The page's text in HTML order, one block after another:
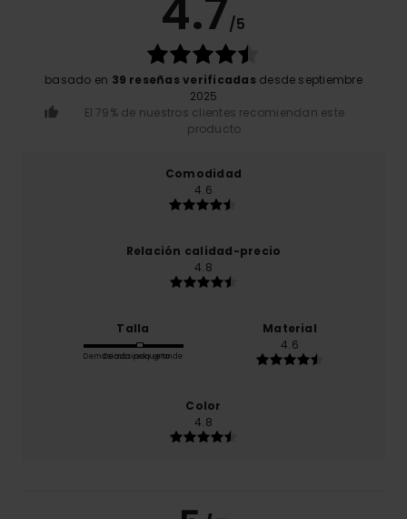
4.7/5
basado en 39 reseñas verificadas desde septiembre
2025
El 79% de nuestros clientes recomiendan este
producto
Comodidad
4.6
Relación calidad-precio
4.8
Talla
Demasiado pequeño
Demasiado grande
Material
4.6
Color
4.8